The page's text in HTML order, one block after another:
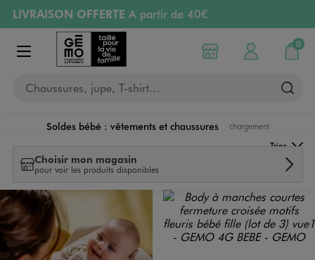
Aller au contenu principal
Aller à la navigation
LIVRAISON OFFERTE A partir de 40€
RETRAIT ET LIVRAISON OFFERTE
en magasin
PAYEZ EN 3x SANS FRAIS
Retours OFFERTS
pendant 30 jours
Afficher le menu
Chaussures, jupe, T-shirt…
Choisir mon magasin
Mon compte
0
Mon
Soldes bébé : vêtements et chaussures chargement
Choisir mon magasin
pour voir les produits disponibles
Trier